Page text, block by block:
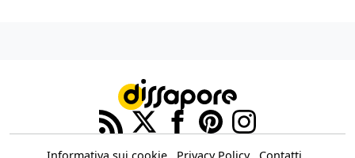
Informativa sui cookie Privacy Policy Contatti